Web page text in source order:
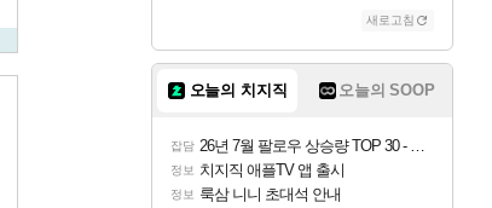
새로고침
오늘의 치지직 오늘의 SOOP
잡담 26년 7월 팔로우 상승량 TOP 30 - 월간 치지직
정보 치지직 애플TV 앱 출시
정보 룩삼 니니 초대석 안내